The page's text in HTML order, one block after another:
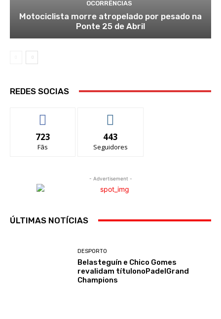
OCORRÊNCIAS
Motociclista morre atropelado por pesado na
Ponte 25 de Abril
REDES SOCIAS
723
Fãs
443
Seguidores
- Advertisement -
ÚLTIMAS NOTÍCIAS
DESPORTO
Belasteguín e Chico Gomes
revalidam títulonoPadelGrand
Champions